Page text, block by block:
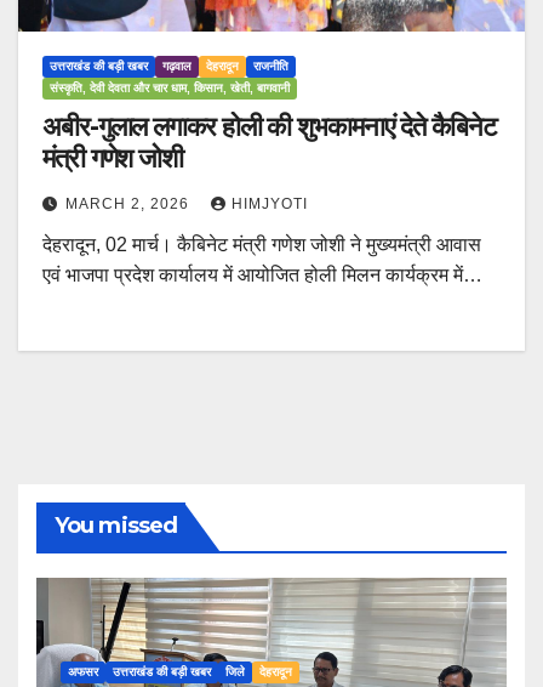
उत्तराखंड की बड़ी खबर गढ़वाल देहरादून
राजनीति
संस्कृति, देवी देवता और चार धाम, किसान, खेती, बागवानी
अबीर-गुलाल लगाकर होली की शुभकामनाएं देते कैबिनेट
मंत्री गणेश जोशी
MARCH 2, 2026 HIMJYOTI
देहरादून, 02 मार्च। कैबिनेट मंत्री गणेश जोशी ने मुख्यमंत्री आवास
एवं भाजपा प्रदेश कार्यालय में आयोजित होली मिलन कार्यक्रम में…
You missed
अफसर उत्तराखंड की बड़ी खबर जिले देहरादून